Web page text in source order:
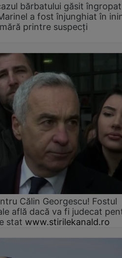
bărbatului găsit
a fost înjunghiat în
printre suspecți
Călin Georgescu! Fostul
află dacă va fi judecat
stat www.stirilekanald.ro